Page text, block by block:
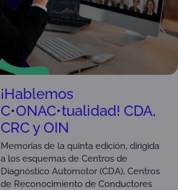
¡Hablemos
C•ONAC•tualidad! CDA,
CRC y OIN
Memorias de la quinta edición, dirigida
a los esquemas de Centros de
Diagnóstico Automotor (CDA), Centros
de Reconocimiento de Conductores